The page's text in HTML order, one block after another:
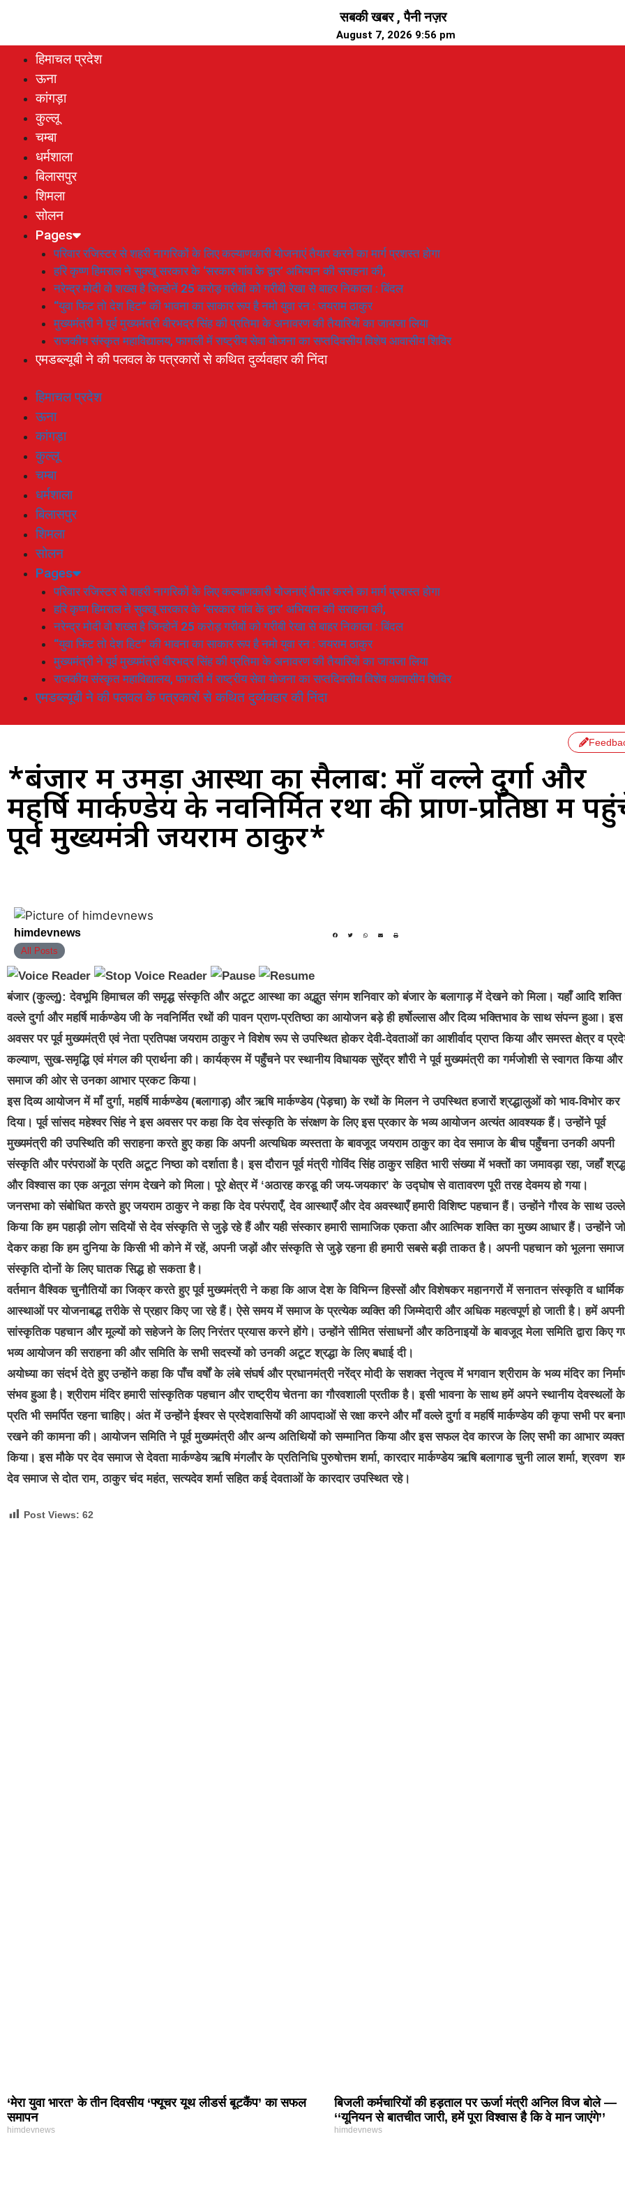
सबकी खबर , पैनी नज़र
August 7, 2026 9:56 pm
हिमाचल प्रदेश
ऊना
कांगड़ा
कुल्लू
चम्बा
धर्मशाला
बिलासपुर
शिमला
सोलन
Pages
परिवार रजिस्टर से शहरी नागरिकों के लिए कल्याणकारी योजनाएं तैयार करने का मार्ग प्रशस्त होगा
हरि कृष्ण हिमराल ने सुक्खू सरकार के ‘सरकार गांव के द्वार’ अभियान की सराहना की,
नरेन्द्र मोदी वो शख्स है जिन्होनें 25 करोड़ गरीबों को गरीबी रेखा से बाहर निकाला : बिंदल
“युवा फिट तो देश हिट” की भावना का साकार रूप है नमो युवा रन : जयराम ठाकुर
मुख्यमंत्री ने पूर्व मुख्यमंत्री वीरभद्र सिंह की प्रतिमा के अनावरण की तैयारियों का जायजा लिया
राजकीय संस्कृत महाविद्यालय, फागली में राष्ट्रीय सेवा योजना का सप्तदिवसीय विशेष आवासीय शिविर
एमडब्ल्यूबी ने की पलवल के पत्रकारों से कथित दुर्व्यवहार की निंदा
हिमाचल प्रदेश
ऊना
कांगड़ा
कुल्लू
चम्बा
धर्मशाला
बिलासपुर
शिमला
सोलन
Pages
परिवार रजिस्टर से शहरी नागरिकों के लिए कल्याणकारी योजनाएं तैयार करने का मार्ग प्रशस्त होगा
हरि कृष्ण हिमराल ने सुक्खू सरकार के ‘सरकार गांव के द्वार’ अभियान की सराहना की,
नरेन्द्र मोदी वो शख्स है जिन्होनें 25 करोड़ गरीबों को गरीबी रेखा से बाहर निकाला : बिंदल
“युवा फिट तो देश हिट” की भावना का साकार रूप है नमो युवा रन : जयराम ठाकुर
मुख्यमंत्री ने पूर्व मुख्यमंत्री वीरभद्र सिंह की प्रतिमा के अनावरण की तैयारियों का जायजा लिया
राजकीय संस्कृत महाविद्यालय, फागली में राष्ट्रीय सेवा योजना का सप्तदिवसीय विशेष आवासीय शिविर
एमडब्ल्यूबी ने की पलवल के पत्रकारों से कथित दुर्व्यवहार की निंदा
*बंजार में उमड़ा आस्था का सैलाब: माँ वल्ले दुर्गा और
महर्षि मार्कण्डेय के नवनिर्मित रथों की प्राण-प्रतिष्ठा में
पूर्व मुख्यमंत्री जयराम ठाकुर*
himdevnews
All Posts
बंजार (कुल्लू): देवभूमि हिमाचल की समृद्ध संस्कृति और अटूट आस्था का अद्भुत संगम शनिवार को बंजार के बलागाड़ में देखने को मिला। यहाँ आदि शक्ति
वल्ले दुर्गा और महर्षि मार्कण्डेय जी के नवनिर्मित रथों की पावन प्राण-प्रतिष्ठा का आयोजन बड़े ही हर्षोल्लास और दिव्य भक्तिभाव के साथ संपन्न हुआ।
अवसर पर पूर्व मुख्यमंत्री एवं नेता प्रतिपक्ष जयराम ठाकुर ने विशेष रूप से उपस्थित होकर देवी-देवताओं का आशीर्वाद प्राप्त किया और समस्त क्षेत्र व
कल्याण, सुख-समृद्धि एवं मंगल की प्रार्थना की। कार्यक्रम में पहुँचने पर स्थानीय विधायक सुरेंद्र शौरी ने पूर्व मुख्यमंत्री का गर्मजोशी से स्वागत किया
समाज की ओर से उनका आभार प्रकट किया।
इस दिव्य आयोजन में माँ दुर्गा, महर्षि मार्कण्डेय (बलागाड़) और ऋषि मार्कण्डेय (पेड़चा) के रथों के मिलन ने उपस्थित हजारों श्रद्धालुओं को भाव-विभोर कर
दिया। पूर्व सांसद महेश्वर सिंह ने इस अवसर पर कहा कि देव संस्कृति के संरक्षण के लिए इस प्रकार के भव्य आयोजन अत्यंत आवश्यक हैं। उन्होंने पूर्व
मुख्यमंत्री की उपस्थिति की सराहना करते हुए कहा कि अपनी अत्यधिक व्यस्तता के बावजूद जयराम ठाकुर का देव समाज के बीच पहुँचना उनकी अपनी
संस्कृति और परंपराओं के प्रति अटूट निष्ठा को दर्शाता है। इस दौरान पूर्व मंत्री गोविंद सिंह ठाकुर सहित भारी संख्या में भक्तों का जमावड़ा रहा, जहाँ
और विश्वास का एक अनूठा संगम देखने को मिला। पूरे क्षेत्र में ‘अठारह करडू की जय-जयकार’ के उद्घोष से वातावरण पूरी तरह देवमय हो गया।
जनसभा को संबोधित करते हुए जयराम ठाकुर ने कहा कि देव परंपराएँ, देव आस्थाएँ और देव अवस्थाएँ हमारी विशिष्ट पहचान हैं। उन्होंने गौरव के साथ
किया कि हम पहाड़ी लोग सदियों से देव संस्कृति से जुड़े रहे हैं और यही संस्कार हमारी सामाजिक एकता और आत्मिक शक्ति का मुख्य आधार हैं। उन्होंने
देकर कहा कि हम दुनिया के किसी भी कोने में रहें, अपनी जड़ों और संस्कृति से जुड़े रहना ही हमारी सबसे बड़ी ताकत है। अपनी पहचान को भूलना
संस्कृति दोनों के लिए घातक सिद्ध हो सकता है।
वर्तमान वैश्विक चुनौतियों का जिक्र करते हुए पूर्व मुख्यमंत्री ने कहा कि आज देश के विभिन्न हिस्सों और विशेषकर महानगरों में सनातन संस्कृति व धार्मिक
आस्थाओं पर योजनाबद्ध तरीके से प्रहार किए जा रहे हैं। ऐसे समय में समाज के प्रत्येक व्यक्ति की जिम्मेदारी और अधिक महत्वपूर्ण हो जाती है। हमें अपनी
सांस्कृतिक पहचान और मूल्यों को सहेजने के लिए निरंतर प्रयास करने होंगे। उन्होंने सीमित संसाधनों और कठिनाइयों के बावजूद मेला समिति द्वारा किए
भव्य आयोजन की सराहना की और समिति के सभी सदस्यों को उनकी अटूट श्रद्धा के लिए बधाई दी।
अयोध्या का संदर्भ देते हुए उन्होंने कहा कि पाँच वर्षों के लंबे संघर्ष और प्रधानमंत्री नरेंद्र मोदी के सशक्त नेतृत्व में भगवान श्रीराम के भव्य मंदिर का
संभव हुआ है। श्रीराम मंदिर हमारी सांस्कृतिक पहचान और राष्ट्रीय चेतना का गौरवशाली प्रतीक है। इसी भावना के साथ हमें अपने स्थानीय देवस्थलों के
प्रति भी समर्पित रहना चाहिए। अंत में उन्होंने ईश्वर से प्रदेशवासियों की आपदाओं से रक्षा करने और माँ वल्ले दुर्गा व महर्षि मार्कण्डेय की कृपा सभी पर
रखने की कामना की। आयोजन समिति ने पूर्व मुख्यमंत्री और अन्य अतिथियों को सम्मानित किया और इस सफल देव कारज के लिए सभी का आभार व्यक्त
किया। इस मौके पर देव समाज से देवता मार्कण्डेय ऋषि मंगलौर के प्रतिनिधि पुरुषोत्तम शर्मा, कारदार मार्कण्डेय ऋषि बलागाड चुनी लाल शर्मा, श्रवण
देव समाज से दोत राम, ठाकुर चंद महंत, सत्यदेव शर्मा सहित कई देवताओं के कारदार उपस्थित रहे।
Post Views: 62
‘मेरा युवा भारत’ के तीन दिवसीय ‘फ्यूचर यूथ लीडर्स बूटकैंप’ का सफल
समापन
himdevnews
बिजली कर्मचारियों की हड़ताल पर ऊर्जा मंत्री अनिल विज बोले —
‘‘यूनियन से बातचीत जारी, हमें पूरा विश्वास है कि वे मान जाएंगे’’
himdevnews